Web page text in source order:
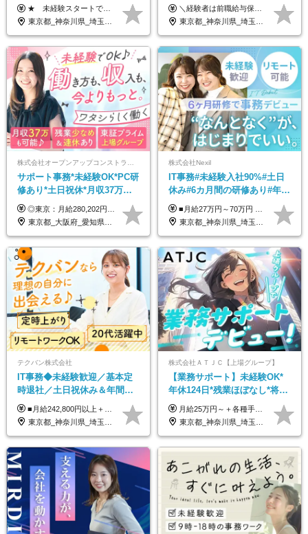
定受賞◇完全週休2日◇賞与年
2回 /p13
★ 未経験スタートでも月収40万円以上も目指せます！ ★ ★ 試用期間6か月あり／給与・待遇に変更なし ★ ＼パターン①orパターン②で給与形態の選択が可能／ ＜パターン①＞ 月給+交通費+（残業代は全額別途支給） 【首都圏・関東・北信越】 月給30.0万円以上 【関西】 月給27.5万円以上 【中部】 月給26.5万円以上 【東北】 月給24.5万円以上 【北海道】 月給24.0万円以上 【九州・中四国】 月給25.5万円以上 ＜パターン②＞ 月給（固定残業代20H含む）+交通費+賞与年2回+残業代 （※20H場合を超過した場合は全額別途支給） 【首都圏・関東・北信越】 月給25.0万円以上 【関 西・中部】 月給24.5万円以上 【東 北・北海道・九州・中四国】 月給23.5万円以上 ※上記給与には固定残業代（月20H分）を含みます 固定残業代は残業の有無に関わらず支給し、超過分は別途全額支給いたします ①②の給与形態はご本人様と相談の上、最終的に会社が決定いたします （内定時に通知） ■給与改定年1回 ■(※)賞与年2回（昨年度支給実績2回／頑張りを評価） (※)支給条件に規定あり
東京都_神奈川県_埼玉県_千葉県_大阪府_愛知県_北海道_青森県_岩手県_宮城県_秋田県_山形県_福島県_茨城県_栃木県_群馬県_新潟県_山梨県_長野県_富山県_石川県_福井県_静岡県_岐阜県_三重県_兵庫県_京都府_滋賀県_奈良県_和歌山県_広島県_岡山県_鳥取県_島根県_山口県_徳島県_香川県_愛媛県_高知県_福岡県_熊本県_佐賀県_長崎県_大分県_宮崎県_鹿児島県_沖縄県
124日／月 残業13h／土日祝休
み／給与改定年2回
＼経験者は前職給与保証！／ 月給23万円～33万円＋各種手当 ☆給与改定年2回あり！ ※上記金額には固定残業代（31,081円～44,595円／20時間分）を含みます。 ※超過分は別途支給します。 ★試用期間：6ヶ月 未経験の場合、試用期間中は月給21万円（固定残業代12,353円／8時間分）となります。ただし、2026年7月1日以降は給与改定に伴い、試用期間の途中であっても、月給230,000円（固定残業代31,081円／20時間分）を適用します。 ※超過分は別途支給します。
東京都_神奈川県_埼玉県_千葉県
サポート事務*未経験OK*PC研
修あり*土日祝休*月収37万円
可*面接1回/o
◎東京：月給280,202円～402,430円 ◎大阪：月給269,824円～392,052円 ◎名古屋：月給285,967円～408,195円 ◎その他：月給265,212円～387,440円 ※試用期間3か月／待遇は研修期間中のみ変更あり （東京：23.9万円～、大阪：月給23.4万円～、名古屋：月給24.2万円～、その他：月給23.1万円～） ※固定残業代（配属後に支給）・一律手当を含む ※固定残業代は残業がない場合も支給し、超過分は別途支給する ※年齢、経験、能力を考慮し、支給額を決定します。
東京都_大阪府_愛知県_北海道_宮城県_新潟県_石川県_静岡県_広島県_福岡県_沖縄県
株式会社Nexil
IT事務#未経験入社90%#土日
休み#6カ月間の研修あり#年休
125日以上#残業月5h以下#リ
モート可
■月給27万円～70万円 ※経験・スキルなどを考慮して決定します。 ※上記金額には固定残業代（月15時間相当分／26,300円～73,500円）を含みます。 超過分は別途支給します。 ★最大200万円の昇給アップを叶えたメンバーも！ ￣￣￣V￣￣￣￣￣￣￣￣￣￣￣￣￣￣￣￣￣￣￣ 社員の頑張りはしっかり評価・還元！ はじめは経験がなくても、頑張り次第で早期キャリアアップも狙える環境が充実！ 実際に、昇給で最大200万円給与が上がった先輩社員も活躍中！ 社員のモチベーションも高く維持しながら働けます◎ ★一人でも多くの方とお会いしたいと考えています！ ￣￣￣V￣￣￣￣￣￣￣￣￣￣￣￣￣￣￣￣￣￣￣￣ 現在活躍中の先輩たちの前職は、営業や飲食、 美容師や銀行員、アパレル店員など、多彩！ パソコンが苦手だったメンバーも今では第一線で活躍中です！
東京都_神奈川県_埼玉県_千葉県_大阪府_愛知県_北海道_青森県_岩手県_宮城県_秋田県_山形県_福島県_茨城県_栃木県_群馬県_新潟県_山梨県_長野県_富山県_石川県_福井県_静岡県_岐阜県_三重県_兵庫県_京都府_滋賀県_奈良県_和歌山県_広島県_岡山県_鳥取県_島根県_山口県_徳島県_香川県_愛媛県_高知県_福岡県_熊本県_佐賀県_長崎県_大分県_宮崎県_鹿児島県_沖縄県
テクバン株式会社
IT事務◆未経験歓迎／基本定
時退社／土日祝休み＆年間休
日123日／賞与年2回／研修制
度充実／リモートOK
■月給242,800円以上＋諸手当＋賞与年2回＋業績賞与 ※固定残業代32,813円～/20時間分を含む ※超過分は別途支給 ※経験・年齢を考慮の上、当社規定により決定 ※試用期間6ヵ月間（待遇に差異なし）
東京都_神奈川県_埼玉県_千葉県
株式会社ＡＴＪＣ【上場グループ】
【業務サポート】未経験OK*
年休124日*残業ほぼなし*将来
活かせる専門スキル
月給25万円～＋各種手当（家族、資格、住宅など） ★ご経験をお持ちの方は前職給与保証！ ※試用期間は6ヶ月 ※上記には固定残業代（33,784円～／20時間分）を含みます。超過分は追加支給致します。 ※経験・スキル・能力を考慮して決定します。ご経験者の方の経験フェーズは不問です。 ＜各種手当＞ 住宅手当／家族手当／資格手当／特別手当など
東京都_神奈川県_埼玉県_千葉県